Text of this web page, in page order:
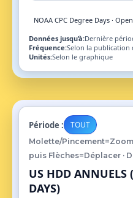
NOAA CPC Degree Days ·
Données jusqu’à:Dernière
Fréquence:Selon la publication
Unités:Selon le graphique
Période : TOUT
Molette/Pincement=Zoom
puis Flèches=Déplacer ·
US HDD ANNUELS
DAYS)